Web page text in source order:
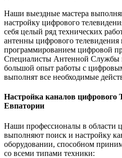
Наши выездные мастера
настройку цифрового
себя целый ряд технических
антенны цифрового телевидения
программированием цифровой
Специалисты Антенной Службы
большой опыт работы с
выполнят все необходимые
Настройка каналов цифрового
Евпатории
Наши профессионалы в области
выполняют поиск и настройку
оборудовании, способном
со всеми типами техники: